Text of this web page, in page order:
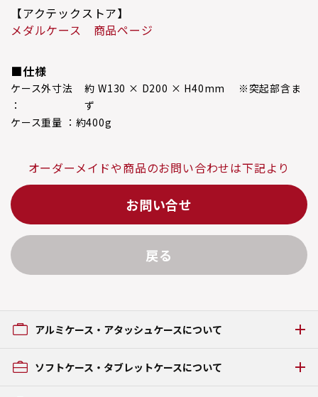
【アクテックストア】
メダルケース 商品ページ
■仕様
ケース外寸法
：
約 W130 × D200 × H40mm ※突起部含ま
ず
ケース重量 ： 約400g
オーダーメイドや商品のお問い合わせは下記より
お問い合せ
戻る
アルミケース・アタッシュケースについて
GRタイプ
ソフトケース・タブレットケースについて